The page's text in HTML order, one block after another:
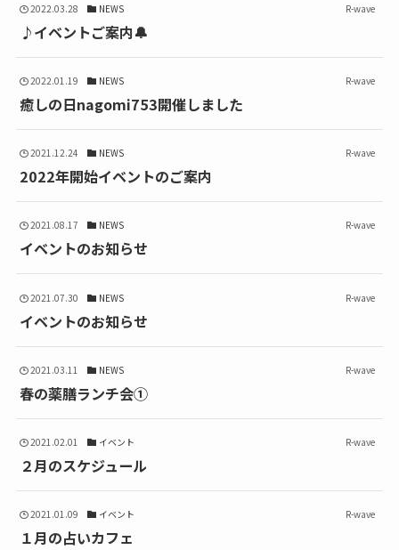
2022.03.28 NEWS R-wave
♪イベントご案内🔔
2022.01.19 NEWS R-wave
癒しの日nagomi753開催しました
2021.12.24 NEWS R-wave
2022年開始イベントのご案内
2021.08.17 NEWS R-wave
イベントのお知らせ
2021.07.30 NEWS R-wave
イベントのお知らせ
2021.03.11 NEWS R-wave
春の薬膳ランチ会①
2021.02.01 イベント R-wave
２月のスケジュール
2021.01.09 イベント R-wave
１月の占いカフェ